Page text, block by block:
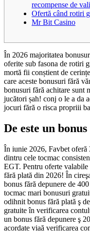
recompense de
Ofertă când rotiri
Mr Bit Casino
În 2026 majoritatea
oferite sub fasona de rotiri
mortă fii conștient de
care aceste bonusuri fără
bonusuri fără achitare sunt
jucători șah! conj o le a da
jocuri fără o risca propriii
De este un
În iunie 2026, Favbet oferă
dintru cele tocmac
EGT. Pentru oferte
fără plată din 2026! În
bonus fără depunere de
tocmac mari bonusuri
odihnit bonus fără plată ş
gratuite în verificarea
un bonus fără depunere ş
acordate viaă verificarea